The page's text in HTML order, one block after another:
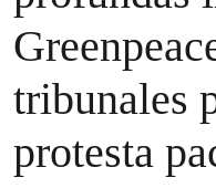
tribunales
protesta